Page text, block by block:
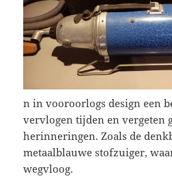
n in vooroorlogs design een
vervlogen tijden en vergeten
herinneringen. Zoals de
metaalblauwe stofzuiger,
wegvloog.